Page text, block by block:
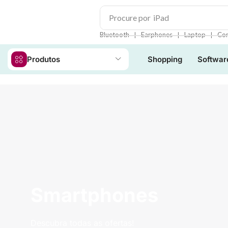
Procure por iPad
Bluetooth ❘ Earphones ❘ Laptop ❘
Produtos Shopping